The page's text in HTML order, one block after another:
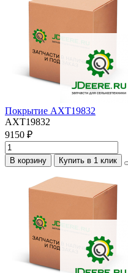
Покрытие AXT19832
AXT19832
9150 ₽
В корзину Купить в 1 клик